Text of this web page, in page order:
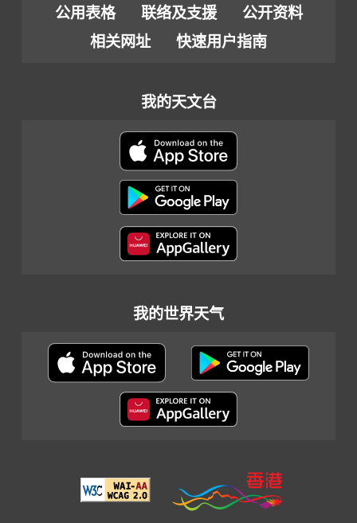
公用表格 联络及支援
公开资料
相关网址
快速用户指南
我的天文台
我的世界天气